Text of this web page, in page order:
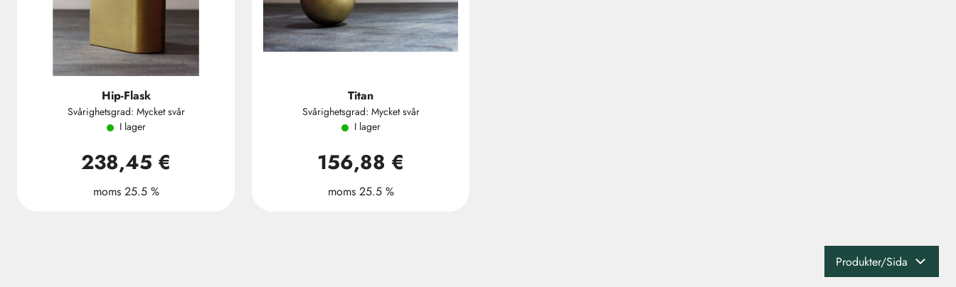
Hip-Flask
Svårighetsgrad: Mycket svår
I lager
238,45 €
moms 25.5 %
Titan
Svårighetsgrad: Mycket svår
I lager
156,88 €
moms 25.5 %
Produkter/Sida